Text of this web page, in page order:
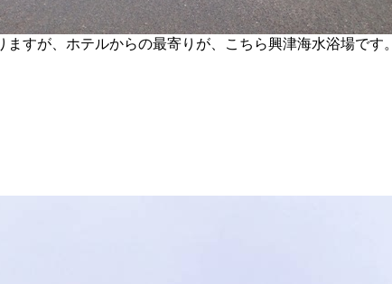
すが、ホテルからの最寄りが、こちら興津海水浴場です。